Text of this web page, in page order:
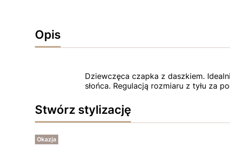
Opis
Dziewczęca czapka z daszkiem.
słońca. Regulacją rozmiaru z tyłu za
Stwórz stylizację
Okazja